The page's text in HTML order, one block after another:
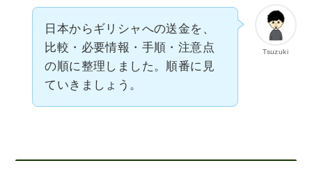
Tsuzuki
日本からギリシャへの送金を、
比較・必要情報・手順・注意点
の順に整理しました。順番に見
ていきましょう。